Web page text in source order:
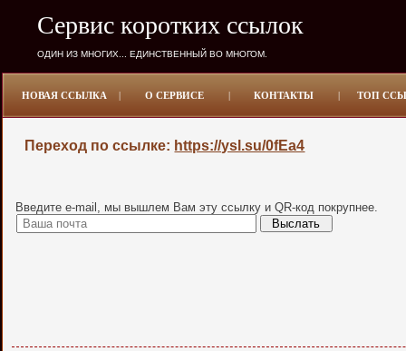
Сервис коротких ссылок
ОДИН ИЗ МНОГИХ... ЕДИНСТВЕННЫЙ ВО МНОГОМ.
НОВАЯ ССЫЛКА | О СЕРВИСЕ | КОНТАКТЫ | ТОП
Переход по ссылке: https://ysl.su/0fEa4
Введите e-mail, мы вышлем Вам эту ссылку и QR-код покрупнее.